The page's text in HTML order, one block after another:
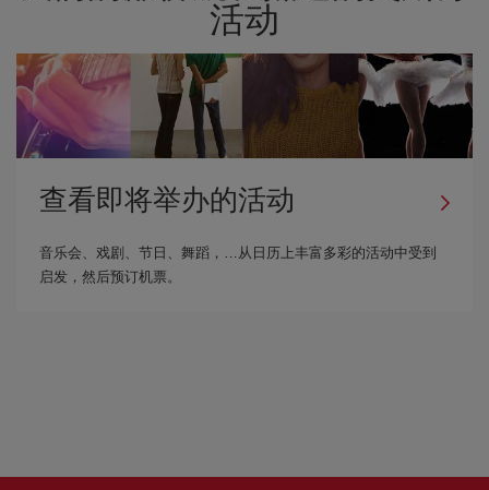
活动
查看即将举办的活动
音乐会、戏剧、节日、舞蹈，…从日历上丰富多彩的活动中受到
启发，然后预订机票。